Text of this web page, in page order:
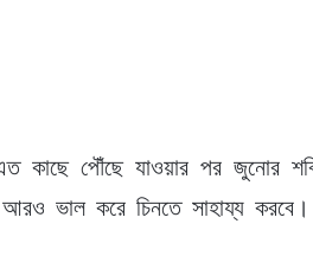
কাছে পৌঁছে যাওয়ার পর জুনোর
ভাল করে চিনতে সাহায্য